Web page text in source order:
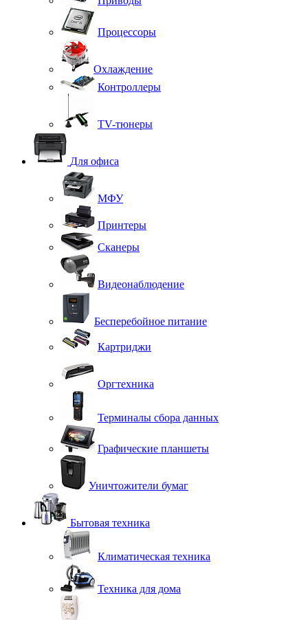
Процессоры
Охлаждение
Контроллеры
TV-тюнеры
Для офиса
МФУ
Принтеры
Сканеры
Видеонаблюдение
Бесперебойное питание
Картриджи
Оргтехника
Терминалы сбора данных
Графические планшеты
Уничтожители бумаг
Бытовая техника
Климатическая техника
Техника для дома